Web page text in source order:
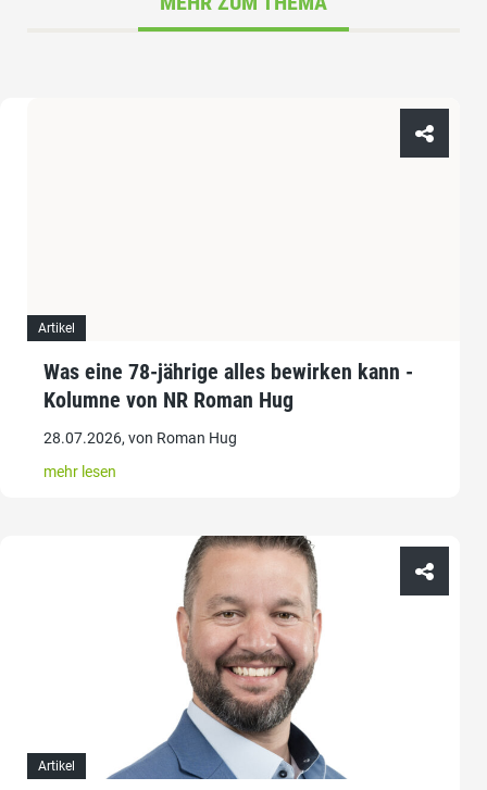
Artikel
Was eine 78-jährige alles bewirken kann -
Kolumne von NR Roman Hug
28.07.2026, von Roman Hug
mehr lesen
Artikel